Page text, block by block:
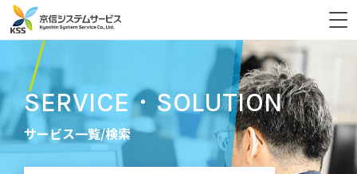
SERVICE・SOLUTION
サービス一覧/検索